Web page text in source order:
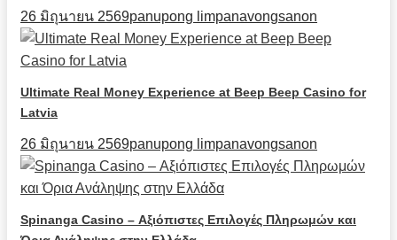
26 มิถุนายน 2569panupong limpanavongsanon
Ultimate Real Money Experience at Beep Beep Casino for
Latvia
26 มิถุนายน 2569panupong limpanavongsanon
Spinanga Casino – Αξιόπιστες Επιλογές Πληρωμών και